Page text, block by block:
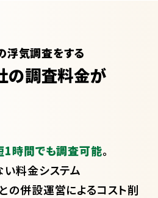
浮気調査をする
の調査料金が
1時間でも調査可能。
い料金システム
併設運営によるコスト削